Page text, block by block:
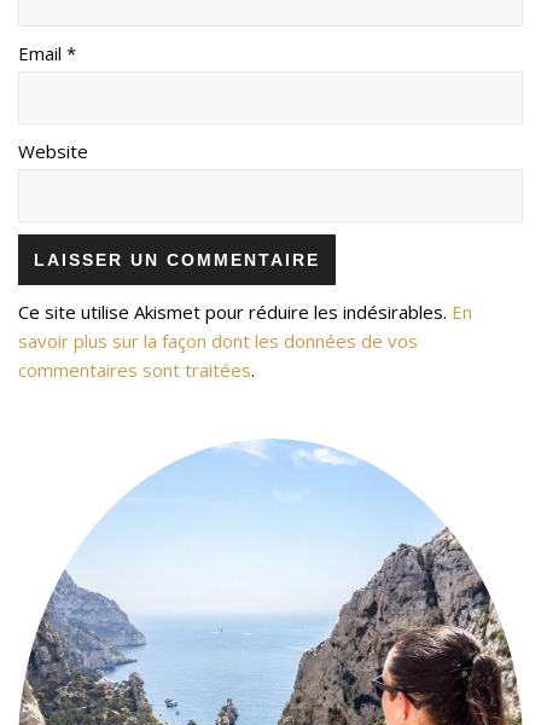
Email *
Website
Ce site utilise Akismet pour réduire les indésirables. En
savoir plus sur la façon dont les données de vos
commentaires sont traitées.